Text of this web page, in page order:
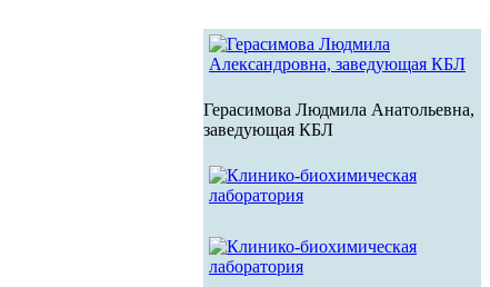
Герасимова Людмила Анатольевна,
заведующая КБЛ